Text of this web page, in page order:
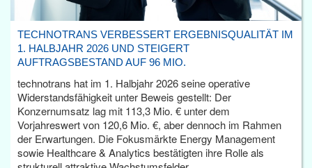
TECHNOTRANS VERBESSERT ERGEBNISQUALITÄT IM
1. HALBJAHR 2026 UND STEIGERT
AUFTRAGSBESTAND AUF 96 MIO.
technotrans hat im 1. Halbjahr 2026 seine operative
Widerstandsfähigkeit unter Beweis gestellt: Der
Konzernumsatz lag mit 113,3 Mio. € unter dem
Vorjahreswert von 120,6 Mio. €, aber dennoch im Rahmen
der Erwartungen. Die Fokusmärkte Energy Management
sowie Healthcare & Analytics bestätigten ihre Rolle als